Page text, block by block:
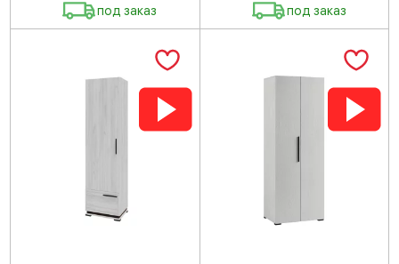
под заказ под заказ